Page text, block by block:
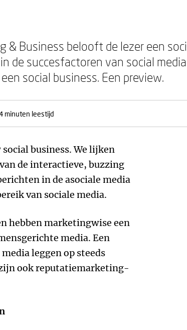
& Business belooft de lezer een
de succesfactoren van social
social business. Een preview.
minuten leestijd
business. We lijken
de interactieve, buzzing
in de asociale media
van sociale media.
hebben marketingwise een
media. Een
leggen op steeds
ook reputatiemarketing-